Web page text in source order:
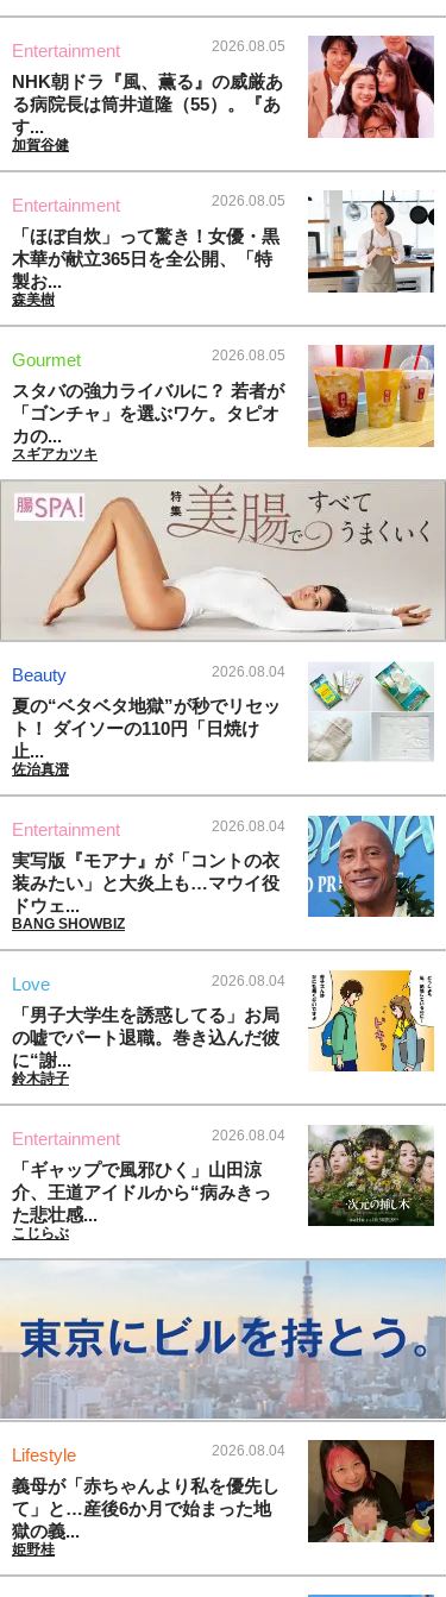
Entertainment 2026.08.05
NHK朝ドラ『風、薫る』の威厳あ
る病院長は筒井道隆（55）。『あ
す...
加賀谷健
Entertainment 2026.08.05
「ほぼ自炊」って驚き！女優・黒
木華が献立365日を全公開、「特
製お...
森美樹
Gourmet 2026.08.05
スタバの強力ライバルに？ 若者が
「ゴンチャ」を選ぶワケ。タピオ
カの...
スギアカツキ
Beauty 2026.08.04
夏の“ベタベタ地獄”が秒でリセッ
ト！ ダイソーの110円「日焼け
止...
佐治真澄
Entertainment 2026.08.04
実写版『モアナ』が「コントの衣
装みたい」と大炎上も…マウイ役
ドウェ...
BANG SHOWBIZ
Love 2026.08.04
「男子大学生を誘惑してる」お局
の嘘でパート退職。巻き込んだ彼
に“謝...
鈴木詩子
Entertainment 2026.08.04
「ギャップで風邪ひく」山田涼
介、王道アイドルから“病みきっ
た悲壮感...
こじらぶ
Lifestyle 2026.08.04
義母が「赤ちゃんより私を優先し
て」と…産後6か月で始まった地
獄の義...
姫野桂